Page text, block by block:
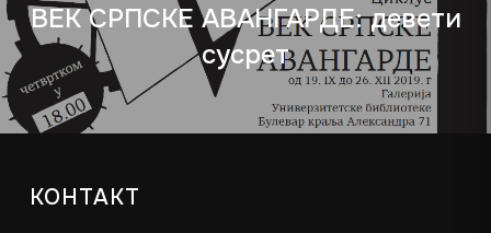
ВЕК СРПСКЕ АВАНГАРДЕ: девети
сусрет
КОНТАКТ